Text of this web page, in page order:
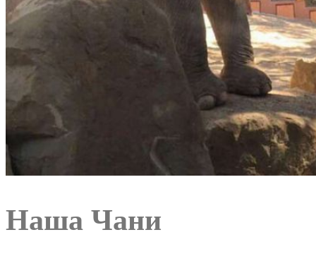
Наша Чани